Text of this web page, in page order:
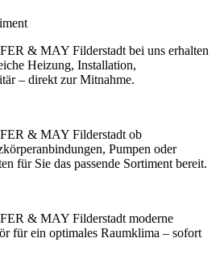
& MAY Filderstadt bei uns erhalten
Heizung, Installation,
– direkt zur Mitnahme.
& MAY Filderstadt ob
Pumpen oder
für Sie das passende Sortiment bereit.
& MAY Filderstadt moderne
für ein optimales Raumklima – sofort